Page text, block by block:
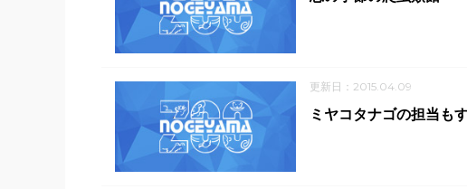
更新日：2015.04.09
ミヤコタナゴの担当も